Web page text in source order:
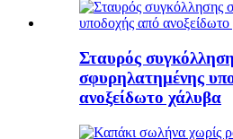
Σταυρός
σφυρηλατημένης
ανοξείδωτο χάλυβα